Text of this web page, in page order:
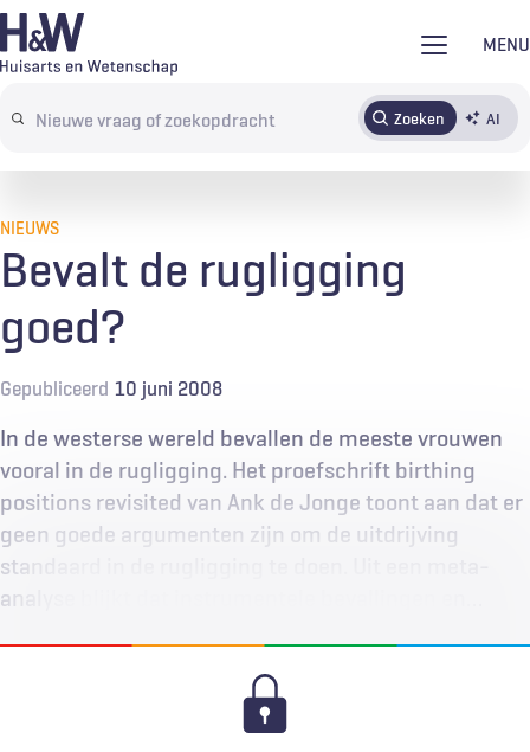
Overslaan
en
de
MENU
Search
terms
Zoeken AI
AbonnerenTijdschrift Inloggen
NIEUWS
Bevalt de rugligging
goed?
Gepubliceerd 10 juni 2008
In de westerse wereld bevallen de meeste vrouwen
vooral in de rugligging. Het proefschrift birthing
positions revisited van Ank de Jonge toont aan dat er
geen goede argumenten zijn om de uitdrijving
standaard in de rugligging te doen. Uit een meta-
analyse blijkt dat instrumentele bevallingen en…